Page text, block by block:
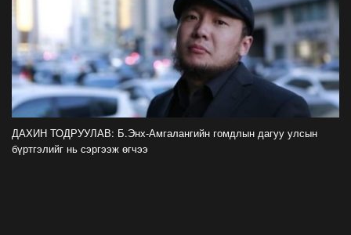
2026-07-21
Н.Учрал: Аль замуудыг хэзээнээс хаахаа
08.01 гэхэд нийслэлчүүдэд мэдээлээрэй
2026-07-20
Цомоо өргөж, ялалтаа тэмдэглэх аваргуудын
дэргэдээс Трамп холдохыг хүссэнгүй
2026-07-20
ДАХИН ТОДРУУЛАВ: Б.Энх-Амгалангийн гомдлын дагуу улсын
бүртгэлийг нь сэргээж өгчээ